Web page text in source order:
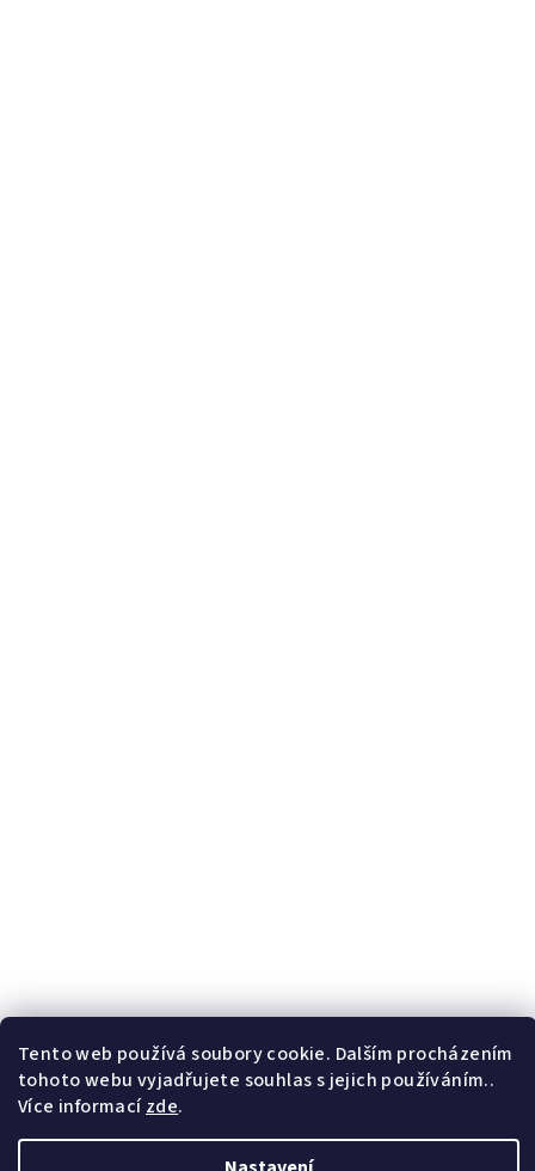
Tento web používá soubory cookie. Dalším procházením
tohoto webu vyjadřujete souhlas s jejich používáním..
Více informacízde.